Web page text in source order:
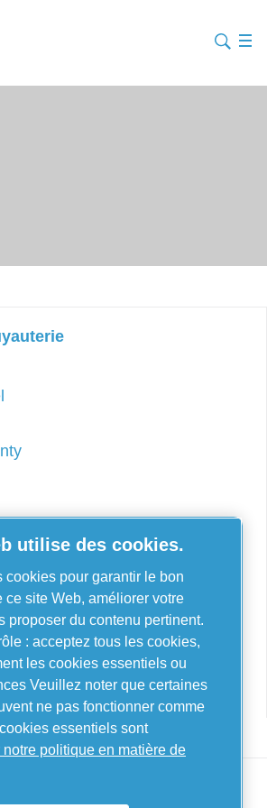
5/7 - 36075, Montecchio
Italie
utilise des cookies.
cookies pour garantir le bon
ce site Web, améliorer votre
proposer du contenu pertinent.
: acceptez tous les cookies,
les cookies essentiels ou
Veuillez noter que certaines
ne pas fonctionner comme
essentiels sont
politique en matière de